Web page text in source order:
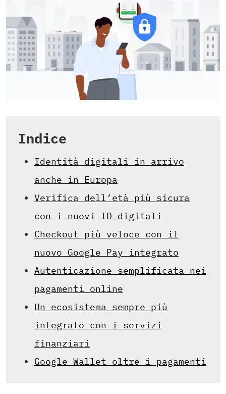
Indice
Identità digitali in arrivo
anche in Europa
Verifica dell’età più sicura
con i nuovi ID digitali
Checkout più veloce con il
nuovo Google Pay integrato
Autenticazione semplificata nei
pagamenti online
Un ecosistema sempre più
integrato con i servizi
finanziari
Google Wallet oltre i pagamenti